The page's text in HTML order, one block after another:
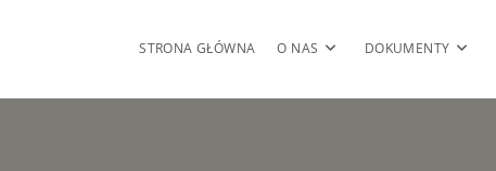
STRONA GŁÓWNA O NAS DOKUMENTY